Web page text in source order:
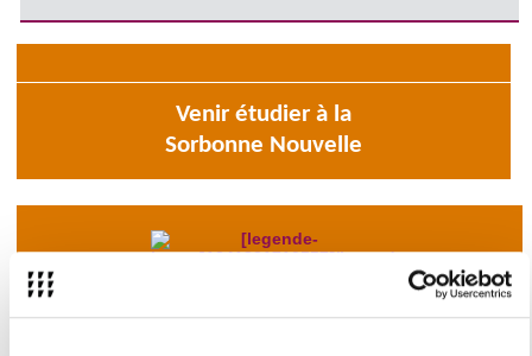
Venir étudier à la
Sorbonne Nouvelle